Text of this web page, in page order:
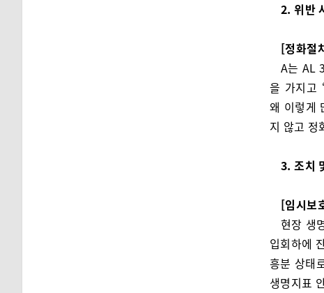
2. 위반
[정화절
A는 AL
을 가지고
왜 이렇게
지 않고 정
3. 조치
[임시보
현장 생
입회하에
흥분 상태
생명지표